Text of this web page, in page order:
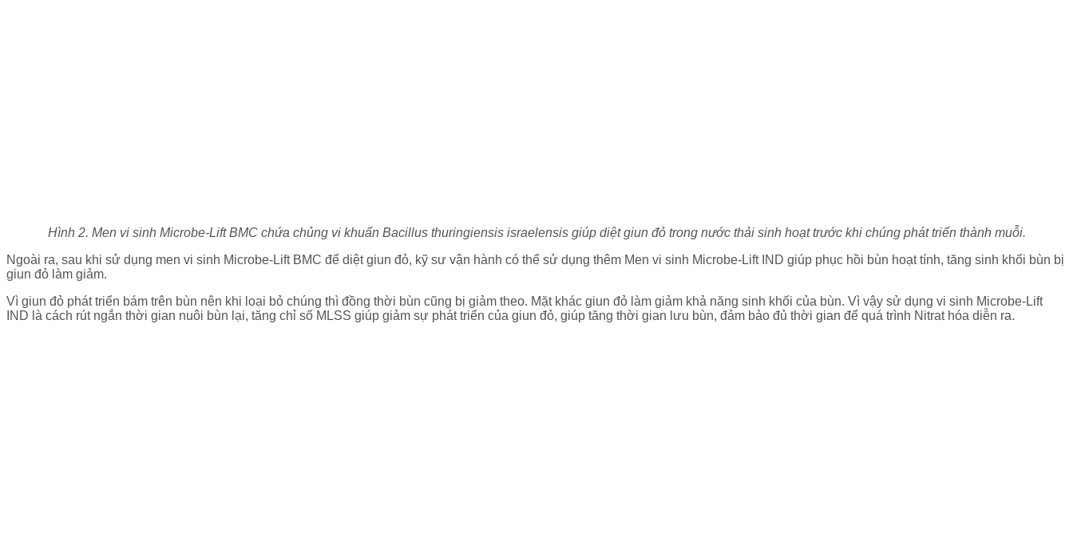
Hình 2. Men vi sinh Microbe-Lift BMC chứa chủng vi khuẩn Bacillus thuringiensis israelensis giúp diệt giun đỏ trong nước thải sinh hoạt trước khi chúng phát triển thành muỗi.
Ngoài ra, sau khi sử dụng men vi sinh Microbe-Lift BMC để diệt giun đỏ, kỹ sư vận hành có thể sử dụng thêm Men vi sinh Microbe-Lift IND giúp phục hồi bùn hoạt tính, tăng sinh khối bùn bị
giun đỏ làm giảm.
Vì giun đỏ phát triển bám trên bùn nên khi loại bỏ chúng thì đồng thời bùn cũng bị giảm theo. Mặt khác giun đỏ làm giảm khả năng sinh khối của bùn. Vì vậy sử dụng vi sinh Microbe-Lift
IND là cách rút ngắn thời gian nuôi bùn lại, tăng chỉ số MLSS giúp giảm sự phát triển của giun đỏ, giúp tăng thời gian lưu bùn, đảm bảo đủ thời gian để quá trình Nitrat hóa diễn ra.